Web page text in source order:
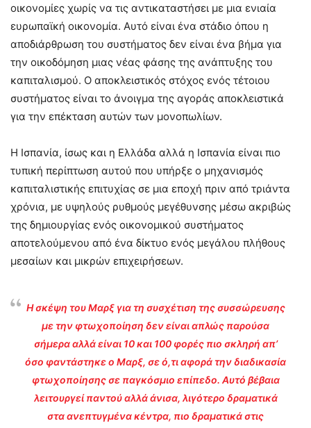
οικονομίες χωρίς να τις αντικαταστήσει με μια ενιαία
ευρωπαϊκή οικονομία. Αυτό είναι ένα στάδιο όπου η
αποδιάρθρωση του συστήματος δεν είναι ένα βήμα για
την οικοδόμηση μιας νέας φάσης της ανάπτυξης του
καπιταλισμού. Ο αποκλειστικός στόχος ενός τέτοιου
συστήματος είναι το άνοιγμα της αγοράς αποκλειστικά
για την επέκταση αυτών των μονοπωλίων.
Η Ισπανία, ίσως και η Ελλάδα αλλά η Ισπανία είναι πιο
τυπική περίπτωση αυτού που υπήρξε ο μηχανισμός
καπιταλιστικής επιτυχίας σε μια εποχή πριν από τριάντα
χρόνια, με υψηλούς ρυθμούς μεγέθυνσης μέσω ακριβώς
της δημιουργίας ενός οικονομικού συστήματος
αποτελούμενου από ένα δίκτυο ενός μεγάλου πλήθους
μεσαίων και μικρών επιχειρήσεων.
Η σκέψη του Μαρξ για τη συσχέτιση της συσσώρευσης
με την φτωχοποίηση δεν είναι απλώς παρούσα
σήμερα αλλά είναι 10 και 100 φορές πιο σκληρή απ’
όσο φαντάστηκε ο Μαρξ, σε ό,τι αφορά την διαδικασία
φτωχοποίησης σε παγκόσμιο επίπεδο. Αυτό βέβαια
λειτουργεί παντού αλλά άνισα, λιγότερο δραματικά
στα ανεπτυγμένα κέντρα, πιο δραματικά στις